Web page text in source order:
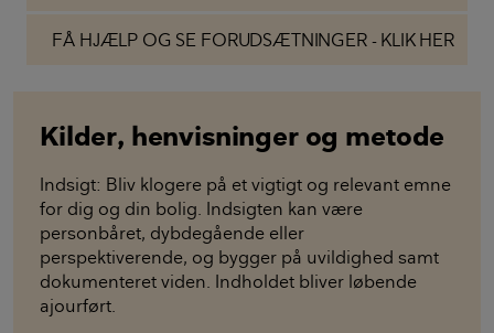
FÅ HJÆLP OG SE FORUDSÆTNINGER - KLIK HER
restgælden på ansøgningstidspunktet
overstiger 80 pct. af den kontante
ejendomsvurdering for året forud for
ansøgningstidspunktet
Ejendomme, hvor en del er boligen er udlejet
Ejendomme med mere to beboere
Kilder, henvisninger og metode
Indsigt: Bliv klogere på et vigtigt og relevant emne
for dig og din bolig. Indsigten kan være
personbåret, dybdegående eller
perspektiverende, og bygger på uvildighed samt
dokumenteret viden. Indholdet bliver løbende
ajourført.